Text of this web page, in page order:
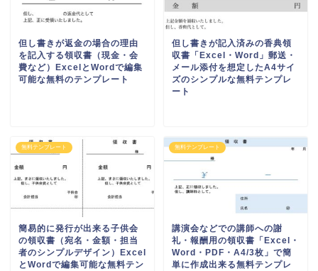
但し書きが返金の場合の理由
を記入する領収書（現金・会
費など）ExcelとWordで編集
可能な無料のテンプレート
但し書きが記入済みの香典領
収書「Excel・Word」郵送・
メール添付を想定したA4サイ
ズのシンプルな無料テンプレ
ート
無料テンプレート
簡易的に発行が出来る子供会
の領収書（宛名・金額・担当
者のシンプルデザイン）Excel
とWordで編集可能な無料テン
無料テンプレート
講演会などでの講師への謝
礼・報酬用の領収書「Excel・
Word・PDF・A4/3枚」で簡
単に作成出来る無料テンプレ